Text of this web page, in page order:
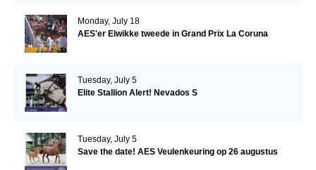
Monday, July 18
AES'er Elwikke tweede in Grand Prix La Coruna
Tuesday, July 5
Elite Stallion Alert! Nevados S
Tuesday, July 5
Save the date! AES Veulenkeuring op 26 augustus